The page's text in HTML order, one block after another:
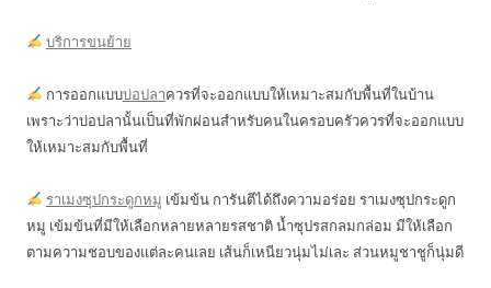
บริการขนย้าย
การออกแบบบ่อปลาควรที่จะออกแบบให้เหมาะสมกับพื้นที่ในบ้าน
เพราะว่าบ่อปลานั้นเป็นที่พักผ่อนสำหรับคนในครอบครัวควรที่จะออกแบบ
ให้เหมาะสมกับพื้นที่
ราเมงซุปกระดูกหมู เข้มข้น การันตีได้ถึงความอร่อย ราเมงซุปกระดูก
หมู เข้มข้นที่มีให้เลือกหลายหลายรสชาติ น้ำซุปรสกลมกล่อม มีให้เลือก
ตามความชอบของแต่ละคนเลย เส้นก็เหนียวนุ่มไม่เละ ส่วนหมูชาชูก็นุ่มดี